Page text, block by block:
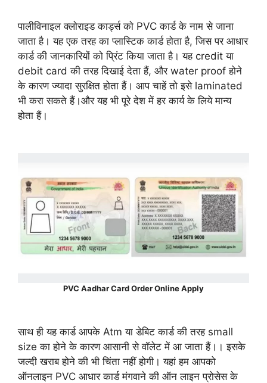
पालीविनाइल क्लोराइड कार्ड्स को PVC कार्ड के नाम से जाना
जाता है। यह एक तरह का प्लास्टिक कार्ड होता है,​ जिस पर आधार
कार्ड की जानकारियों को प्रिंट किया जाता है। यह credit या
debit card की तरह दिखाई देता हैं, और water proof होने
के कारण ज्यादा सुरक्षित होता हैं। आप चाहें तो इसे laminated
भी करा सकते हैं।और यह भी पूरे देश में हर कार्य के लिये मान्य
होता हैं।
PVC Aadhar Card Order Online Apply
साथ ही यह कार्ड आपके Atm या डेबिट कार्ड की तरह small
size का होने के कारण आसानी से वॉलेट में आ जाता हैं।। इसके
जल्दी खराब होने की भी चिंता नहीं होगी। यहां हम आपको
ऑनलाइन PVC आधार कार्ड मंगवाने की ऑन लाइन प्रोसेस के